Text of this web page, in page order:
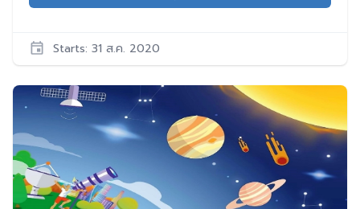
Starts: 31 ส.ค. 2020
IPST
CS010
เริ่ม:
31
ส.ค.
2020